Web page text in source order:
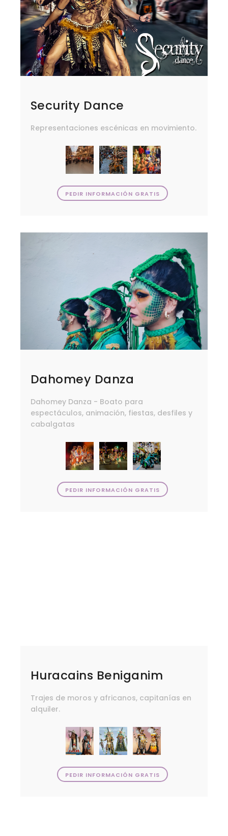
Security Dance
Representaciones escénicas en movimiento.
PEDIR INFORMACIÓN GRATIS
Dahomey Danza
Dahomey Danza - Boato para
espectáculos, animación, fiestas, desfiles y
cabalgatas
PEDIR INFORMACIÓN GRATIS
Huracains Beniganim
Trajes de moros y africanos, capitanías en
alquiler.
PEDIR INFORMACIÓN GRATIS